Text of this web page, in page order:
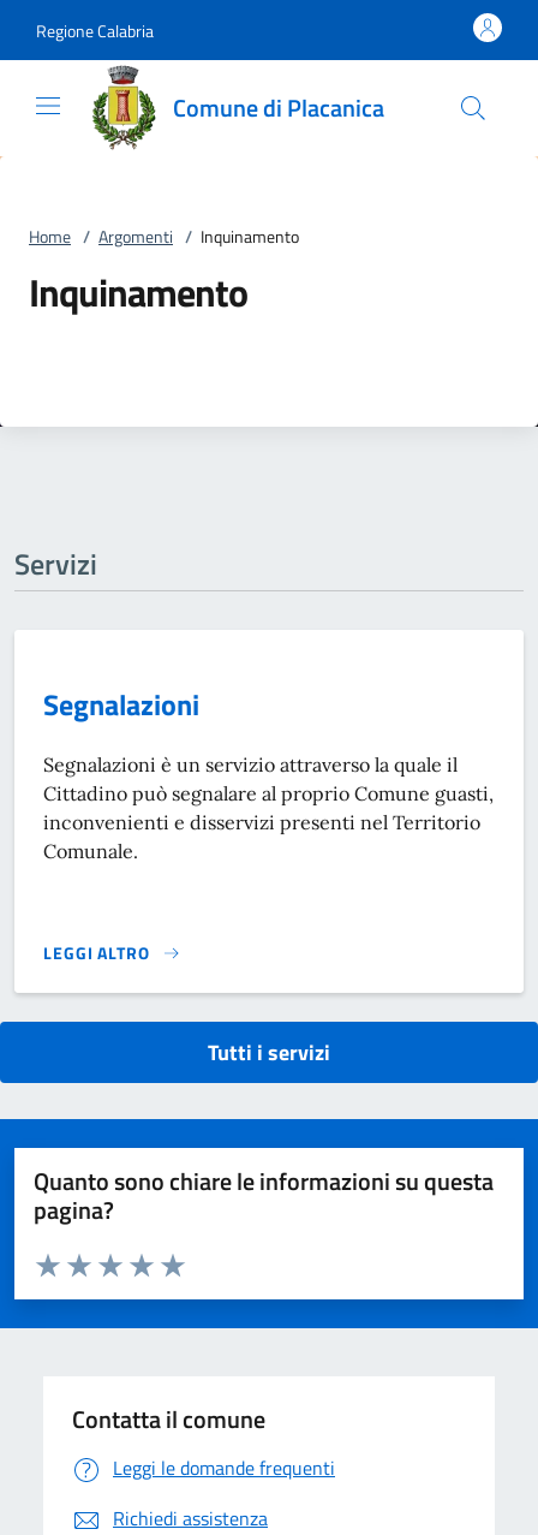
Regione Calabria
Comune di Placanica
Home / Argomenti / Inquinamento
Inquinamento
Servizi
Segnalazioni
Segnalazioni è un servizio attraverso la quale il
Cittadino può segnalare al proprio Comune guasti,
inconvenienti e disservizi presenti nel Territorio
Comunale.
LEGGI ALTRO
SEGNALAZIONI}
Tutti i servizi
Quanto sono chiare le informazioni su questa
pagina?
Domanda
Valuta da 1 a 5 stelle la pagina
Valuta 5 stelle su 5
Valuta 4 stelle su 5
Valuta 3 stelle su 5
Valuta 2 stelle su 5
Valuta 1 stelle su 5
Contatta il comune
Leggi le domande frequenti
Richiedi assistenza